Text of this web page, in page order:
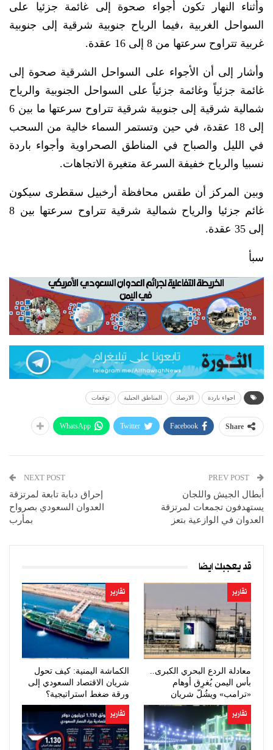
وأثناء النهار تكون أجواء صحوة إلى غائمة جزئيا على
السواحل الغربية ،فيما الرياح جنوبية شرقية إلى جنوبية
غربية تتراوح سرعتها من 8 إلى 16 عقدة.
وأشار إلى أن الأجواء على السواحل الشرقية صحوة إلى
غائمة جزئياً وغائمة جزئياً على السواحل الجنوبية والرياح
شمالية شرقية إلى جنوبية شرقية تتراوح سرعتها ما بين 6
إلى 18 عقدة، في حين وتستمر السماء خالية من السحب
في الليل والصباح في المناطق الصحراوية وأجواء باردة
نسبيا والرياح خفيفة السرعة متغيرة الاتجاهات.
وبين المركز أن طقس محافظة أرخبيل سقطرى سيكون
غائم جزئيا والرياح شمالية شرقية تتراوح سرعتها بين 8
إلى 35 عقدة.
سبأ
اجواء باردة الارصاد المناطق الجبلية توقعات
Share
Facebook
Twitter
WhatsApp
أبطال الجيش واللجان
يستهدفون تجمعات لمرتزقة
العدوان في الوازعية بتعز
NEXT POST
إحراق دبابة تابعة لمرتزقة
العدوان السعودي بصرواح
بمأرب
قد يعجبك ايضا
تقارير
معادلة الردع البحري الكبرى..
بأس اليمن يُغرِق أوهام
«ترامب» ويشُلّ شريان
النفط…
تقارير
الكماشة اليمنية: كيف تحول
شريان الاقتصاد السعودي إلى
ورقة ضغط استراتيجية؟
تقارير تقارير